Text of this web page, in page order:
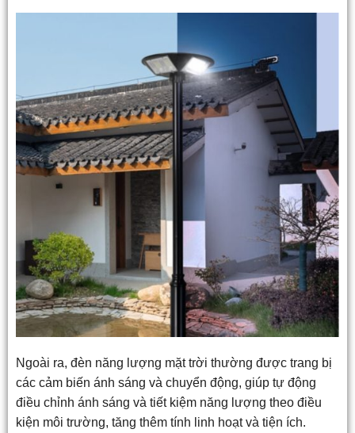
Ngoài ra, đèn năng lượng mặt trời thường được trang bị
các cảm biến ánh sáng và chuyển động, giúp tự động
điều chỉnh ánh sáng và tiết kiệm năng lượng theo điều
kiện môi trường, tăng thêm tính linh hoạt và tiện ích.